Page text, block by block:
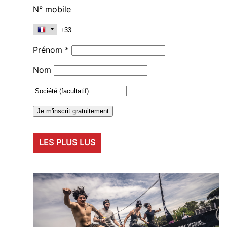
N° mobile
Prénom *
Nom
LES PLUS LUS